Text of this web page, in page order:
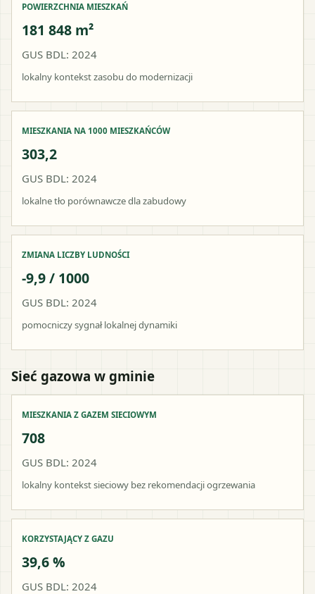
POWIERZCHNIA MIESZKAŃ
181 848 m²
GUS BDL: 2024
lokalny kontekst zasobu do modernizacji
MIESZKANIA NA 1000 MIESZKAŃCÓW
303,2
GUS BDL: 2024
lokalne tło porównawcze dla zabudowy
ZMIANA LICZBY LUDNOŚCI
-9,9 / 1000
GUS BDL: 2024
pomocniczy sygnał lokalnej dynamiki
Sieć gazowa w gminie
MIESZKANIA Z GAZEM SIECIOWYM
708
GUS BDL: 2024
lokalny kontekst sieciowy bez rekomendacji ogrzewania
KORZYSTAJĄCY Z GAZU
39,6 %
GUS BDL: 2024